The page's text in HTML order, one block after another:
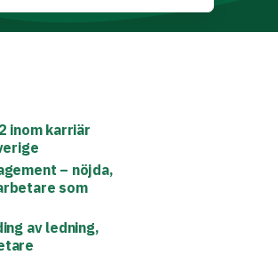
inom karriär
– nöjda,
som
av ledning,